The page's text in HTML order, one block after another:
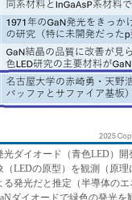
光ダイオード（青色LED）開
（LEDの原型）を観測（原
る発光だと推定（半導体の
ダイオードで緑色の発光